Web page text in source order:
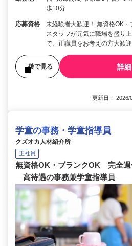
歩10分
応募資格
未経験者大歓迎！ 無資格OK
スタッフが元気に職場を盛り
で、正職員をお考えの方大歓
後で見る 詳
更新日：
学童の事務・学童指導員
クズオカ人材紹介所
正社員
無資格OK・ブランクOK 完全週
高待遇の事務兼学童指導員